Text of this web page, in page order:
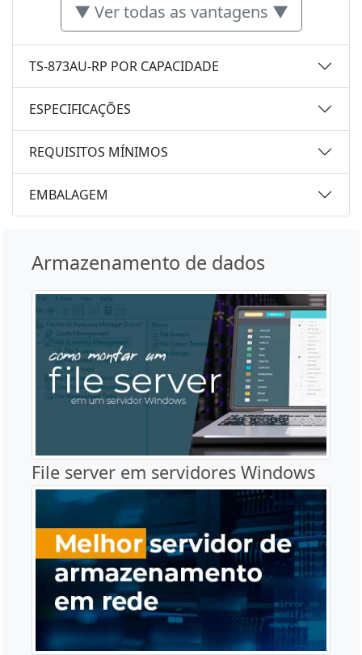
▼ Ver todas as vantagens ▼
TS-873AU-RP POR CAPACIDADE
ESPECIFICAÇÕES
REQUISITOS MÍNIMOS
EMBALAGEM
Armazenamento de dados
File server em servidores Windows